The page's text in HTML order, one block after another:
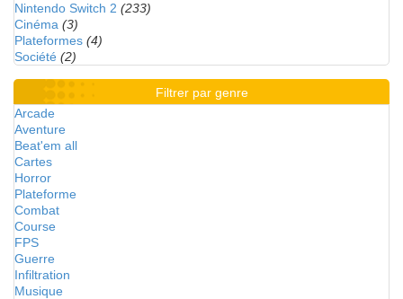
Nintendo Switch 2 (233)
Cinéma (3)
Plateformes (4)
Société (2)
Filtrer par genre
Arcade
Aventure
Beat'em all
Cartes
Horror
Plateforme
Combat
Course
FPS
Guerre
Infiltration
Musique